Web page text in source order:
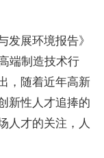
发展环境报告》
端制造技术行
，随着近年高新
新性人才追捧的
人才的关注，人